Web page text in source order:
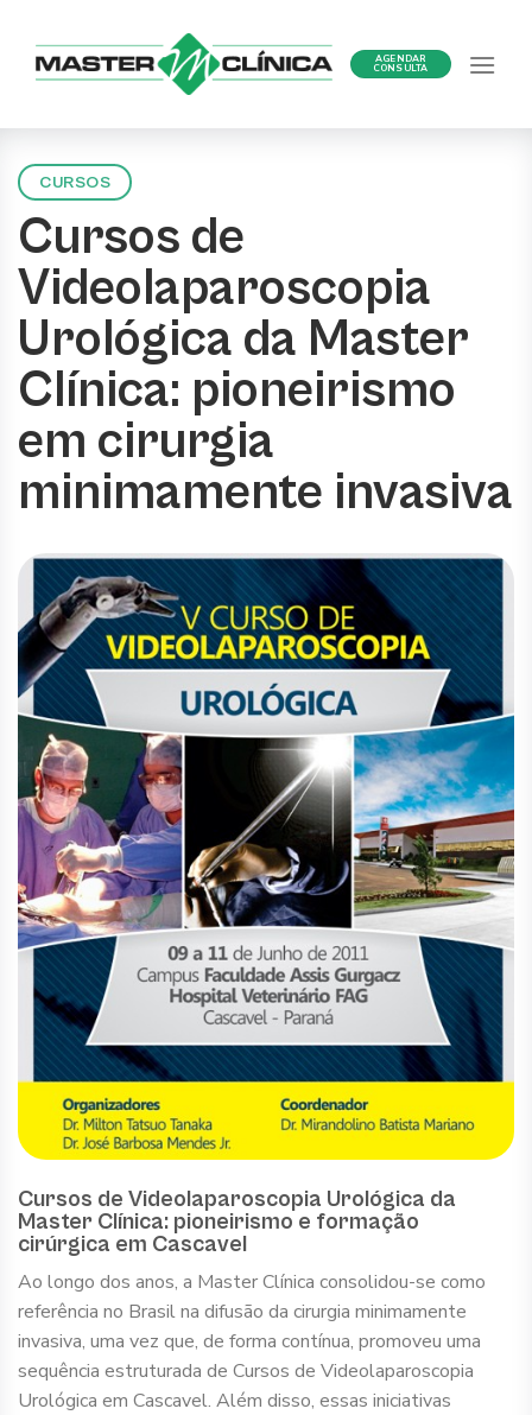
AGENDAR
CONSULTA
CURSOS
Cursos de
Videolaparoscopia
Urológica da Master
Clínica: pioneirismo
em cirurgia
minimamente invasiva
Cursos de Videolaparoscopia Urológica da
Master Clínica: pioneirismo e formação
cirúrgica em Cascavel
Ao longo dos anos, a Master Clínica consolidou-se como
referência no Brasil na difusão da cirurgia minimamente
invasiva, uma vez que, de forma contínua, promoveu uma
sequência estruturada de Cursos de Videolaparoscopia
Urológica em Cascavel. Além disso, essas iniciativas